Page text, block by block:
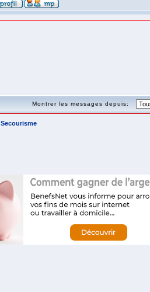
Montrer les messages depuis:
Secourisme